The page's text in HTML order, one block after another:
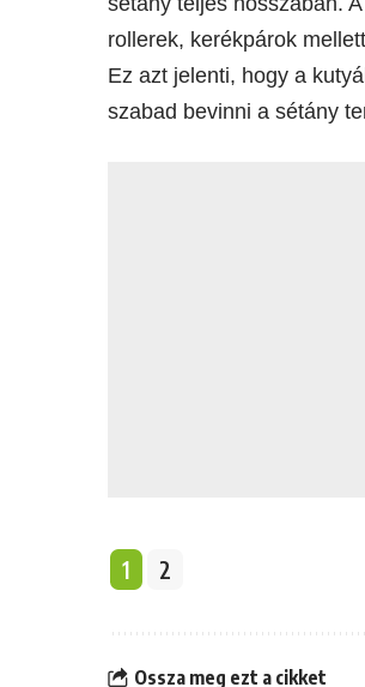
rollerek, kerékpárok
Ez azt jelenti, hogy a
szabad bevinni a sétány
1 2
Ossza meg ezt a cikket